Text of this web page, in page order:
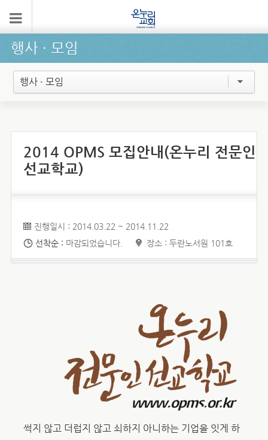
행사 ∙ 모임
행사 · 모임
2014 OPMS 모집안내(온누리 전문인
선교학교)
진행일시 : 2014.03.22 ~ 2014.11.22
선착순 : 마감되었습니다. 장소 : 두란노서원 101호
썩지 않고 더럽지 않고 쇠하지 아니하는 기업을 잇게 하